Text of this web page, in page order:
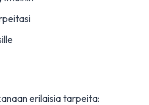
erilaisia tarpeita: